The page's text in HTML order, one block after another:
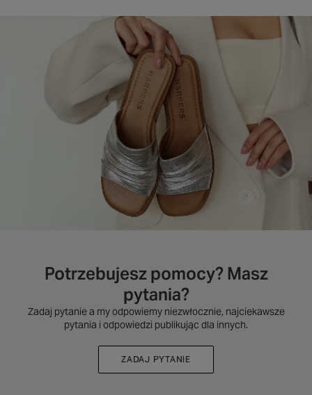
Potrzebujesz pomocy? Masz
pytania?
Zadaj pytanie a my odpowiemy niezwłocznie, najciekawsze
pytania i odpowiedzi publikując dla innych.
ZADAJ PYTANIE